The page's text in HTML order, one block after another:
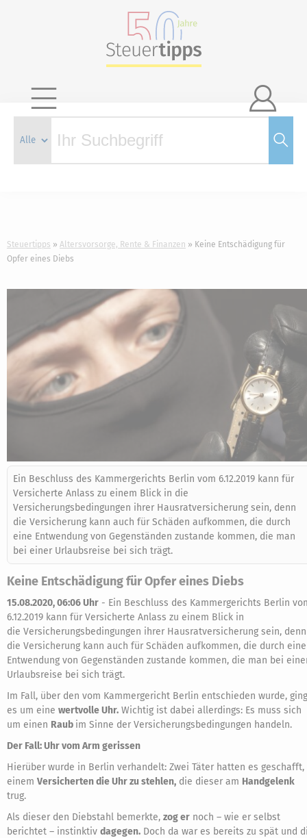

Steuertipps Altersvorsorge, Rente & Finanzen
Keine Entschädigung für
Opfer eines Diebs
Ein Beschluss des Kammergerichts Berlin vom 6.12.2019 kann für
Versicherte Anlass zu einem Blick in die
Versicherungsbedingungen ihrer Hausratversicherung sein, denn
die Versicherung kann auch für Schäden aufkommen, die durch
eine Entwendung von Gegenständen zustande kommen, die man
bei einer Urlaubsreise bei sich trägt.
Keine Entschädigung für Opfer eines Diebs
15.08.2020, 06:06 Uhr - Ein Beschluss des Kammergerichts Berlin
6.12.2019 kann für Versicherte Anlass zu einem Blick in
die Versicherungsbedingungen ihrer Hausratversicherung sein, denn
die Versicherung kann auch für Schäden aufkommen, die durch eine
Entwendung von Gegenständen zustande kommen, die man bei
Urlaubsreise bei sich trägt.
Im Fall, über den vom Kammergericht Berlin entschieden wurde, ging
es um eine wertvolle Uhr. Wichtig ist dabei allerdings: Es muss sich
um einen Raub im Sinne der Versicherungsbedingungen handeln.
Der Fall: Uhr vom Arm gerissen
Hierüber wurde in Berlin verhandelt: Zwei Täter hatten es geschafft,
einem Versicherten die Uhr zu stehlen, die dieser am Handgelenk
trug.
Als dieser den Diebstahl bemerkte, zog er noch – wie er selbst
berichtet – instinktiv dagegen. Doch da war es bereits zu spät und